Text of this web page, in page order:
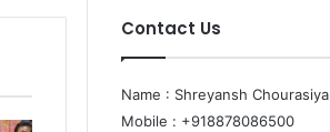
Contact Us
Name : Shreyansh Chourasiya
Mobile : +918878086500